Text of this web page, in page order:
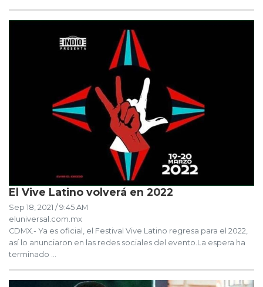
El Vive Latino volverá en 2022
Sep 18, 2021 / 9:45 AM
eluniversal.com.mx
CDMX.- Ya es oficial, el Festival Vive Latino regresa para el 2022,
así lo anunciaron en las redes sociales del evento.La espera ha
terminado ...